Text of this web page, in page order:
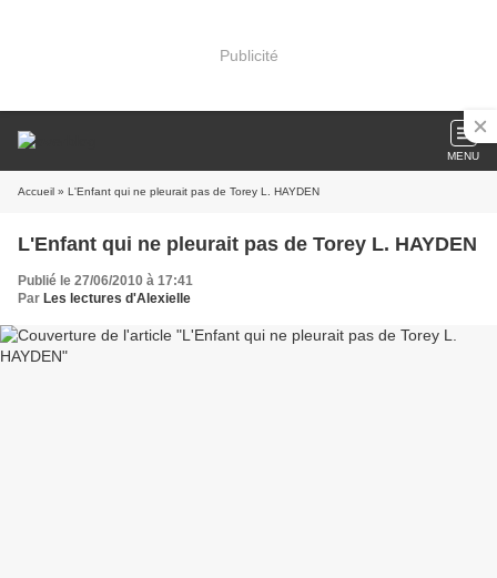
Publicité
MENU
Accueil » L'Enfant qui ne pleurait pas de Torey L. HAYDEN
L'Enfant qui ne pleurait pas de Torey L. HAYDEN
Publié le 27/06/2010 à 17:41
Par Les lectures d'Alexielle